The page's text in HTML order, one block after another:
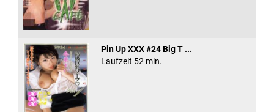
Pin Up XXX #24 Big T ...
Laufzeit 52 min.